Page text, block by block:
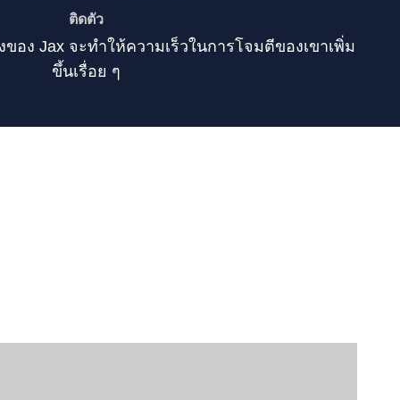
ติดตัว
อง Jax จะทำให้ความเร็วในการโจมตีของเขาเพิ่ม
ขึ้นเรื่อย ๆ